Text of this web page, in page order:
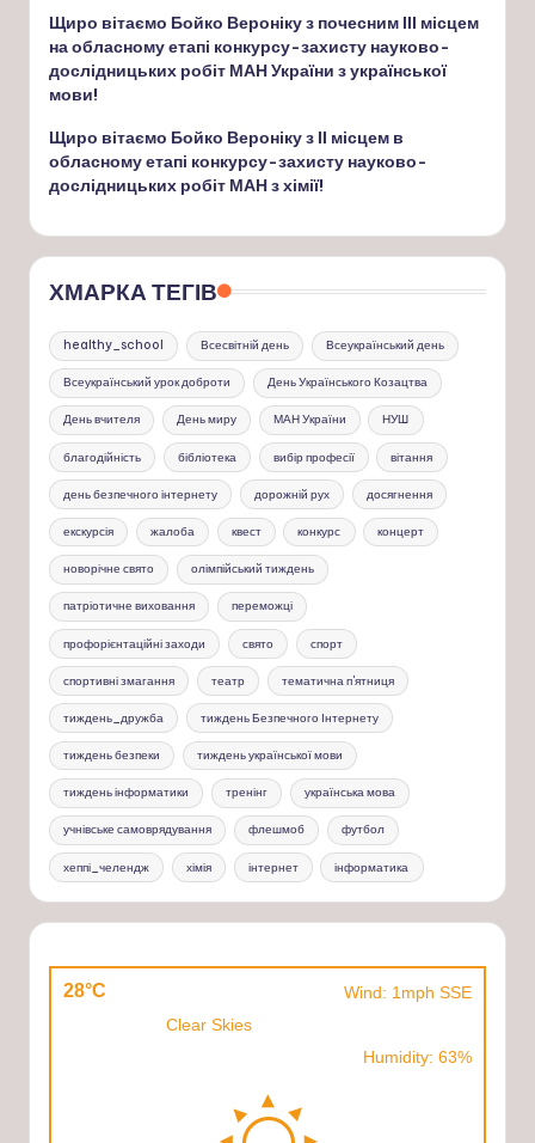
Щиро вітаємо Бойко Вероніку з почесним ІІІ місцем
на обласному етапі конкурсу-захисту науково-
дослідницьких робіт МАН України з української
мови!
Щиро вітаємо Бойко Вероніку з ІІ місцем в
обласному етапі конкурсу-захисту науково-
дослідницьких робіт МАН з хімії!
ХМАРКА ТЕГІВ
healthy_school Всесвітній день Всеукраїнський день
Всеукраїнський урок доброти День Українського Козацтва
День вчителя День миру МАН України НУШ
благодійність бібліотека вибір професії вітання
день безпечного інтернету дорожній рух досягнення
екскурсія жалоба квест конкурс концерт
новорічне свято олімпійський тиждень
патріотичне виховання переможці
профорієнтаційні заходи свято спорт
спортивні змагання театр тематична п'ятниця
тиждень_дружба тиждень Безпечного Інтернету
тиждень безпеки тиждень української мови
тиждень інформатики тренінг українська мова
учнівське самоврядування флешмоб футбол
хеппі_челендж хімія інтернет інформатика
28°C
Wind: 1mph SSE
Clear Skies
Humidity: 63%